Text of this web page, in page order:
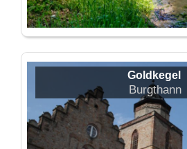
Goldkegel
Burgthann